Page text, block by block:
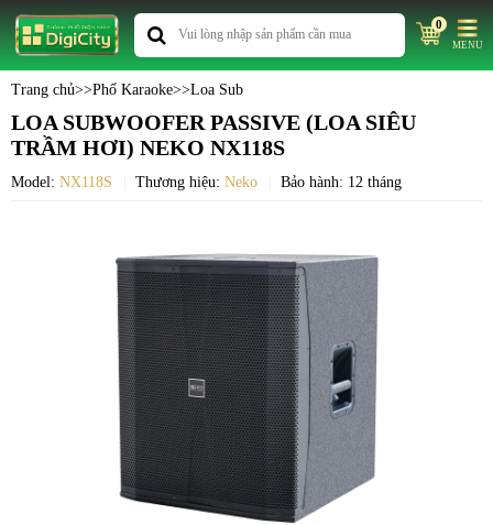
0
MENU
Trang chủ>>Phố Karaoke>>Loa Sub
LOA SUBWOOFER PASSIVE (LOA SIÊU
TRẦM HƠI) NEKO NX118S
Model: NX118S Thương hiệu: Neko Bảo hành: 12 tháng